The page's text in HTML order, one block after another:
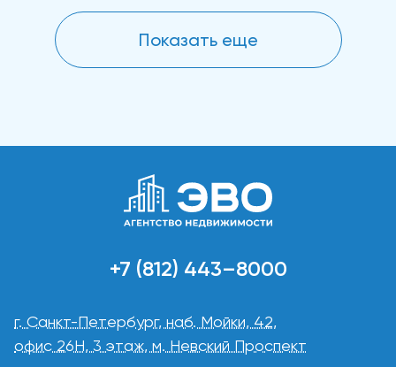
Показать еще
+7 (812) 443–8000
г. Санкт-Петербург, наб. Мойки, 42,
офис 26Н, 3 этаж, м. Невский Проспект